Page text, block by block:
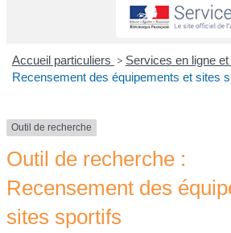
Accueil particuliers > Services en ligne
Recensement des équipements et sites
Outil de recherche
Outil de recherche :
Recensement des
sites sportifs